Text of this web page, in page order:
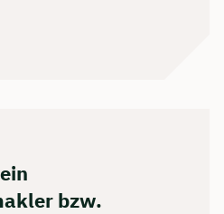
bzw.